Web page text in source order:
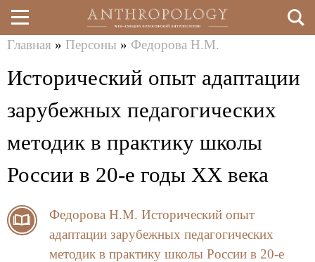
Перейти
к
здесь
Главная » Персоны » Федорова Н.М.
Исторический опыт адаптации
зарубежных педагогических
методик в практику школы
России в 20-е годы ХХ века
Федорова Н.М. Исторический опыт
адаптации зарубежных педагогических
методик в практику школы России в 20-е